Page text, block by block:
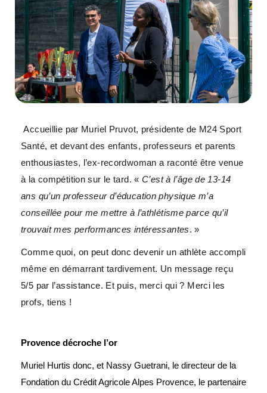
Accueillie par Muriel Pruvot, présidente de M24 Sport
Santé, et devant des enfants, professeurs et parents
enthousiastes, l’ex-recordwoman a raconté être venue
à la compétition sur le tard. « C’est à l’âge de 13-14
ans qu’un professeur d’éducation physique m’a
conseillée pour me mettre à l’athlétisme parce qu’il
trouvait mes performances intéressantes. »
Comme quoi, on peut donc devenir un athlète accompli
même en démarrant tardivement. Un message reçu
5/5 par l’assistance. Et puis, merci qui ? Merci les
profs, tiens !
Provence décroche l’or
Muriel Hurtis donc, et Nassy Guetrani, le directeur de la
Fondation du Crédit Agricole Alpes Provence, le partenaire